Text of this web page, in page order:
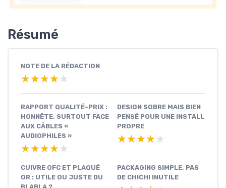
Résumé
NOTE DE LA RÉDACTION
★★★★★
★★★★★
RAPPORT QUALITÉ-PRIX :
HONNÊTE, SURTOUT FACE
AUX CÂBLES «
AUDIOPHILES »
★★★★★
★★★★★
DESIGN SOBRE MAIS BIEN
PENSÉ POUR UNE INSTALL
PROPRE
★★★★★
★★★★★
CUIVRE OFC ET PLAQUÉ
OR : UTILE OU JUSTE DU
PACKAGING SIMPLE, PAS
DE CHICHI INUTILE